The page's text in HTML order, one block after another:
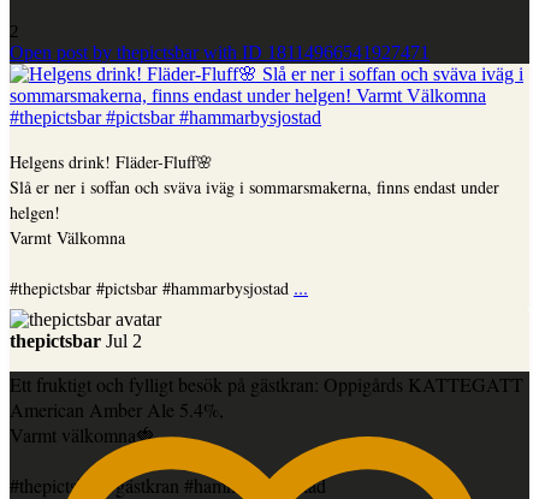
2
Open post by thepictsbar with ID 18114966541927471
Helgens drink! Fläder-Fluff🌸
Slå er ner i soffan och sväva iväg i sommarsmakerna, finns endast under
helgen!
Varmt Välkomna
#thepictsbar #pictsbar #hammarbysjostad ...
thepictsbar Jul 2
Ett fruktigt och fylligt besök på gästkran: Oppigårds KATTEGATT
American Amber Ale 5.4%,
Varmt välkomna🍓
#thepictsbar #gästkran #hammarbysjostad